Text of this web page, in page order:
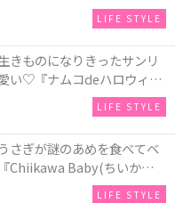
ス8種類と、「シナモロール
どオルゴールで動く仕掛け
類♪
LIFE STYLE
きものになりきったサンリ
い♡『ナムコdeハロウィン
タジー～』全国のアミュー
「ナムコオンラインクレー
LIFE STYLE
さぎが謎のあめを食べてベ
Chiikawa Baby(ちいかわベ
所で開催！
LIFE STYLE